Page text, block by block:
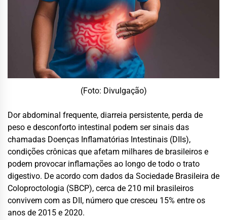
(Foto: Divulgação)
Dor abdominal frequente, diarreia persistente, perda de
peso e desconforto intestinal podem ser sinais das
chamadas Doenças Inflamatórias Intestinais (DIIs),
condições crônicas que afetam milhares de brasileiros e
podem provocar inflamações ao longo de todo o trato
digestivo. De acordo com dados da Sociedade Brasileira de
Coloproctologia (SBCP), cerca de 210 mil brasileiros
convivem com as DII, número que cresceu 15% entre os
anos de 2015 e 2020.